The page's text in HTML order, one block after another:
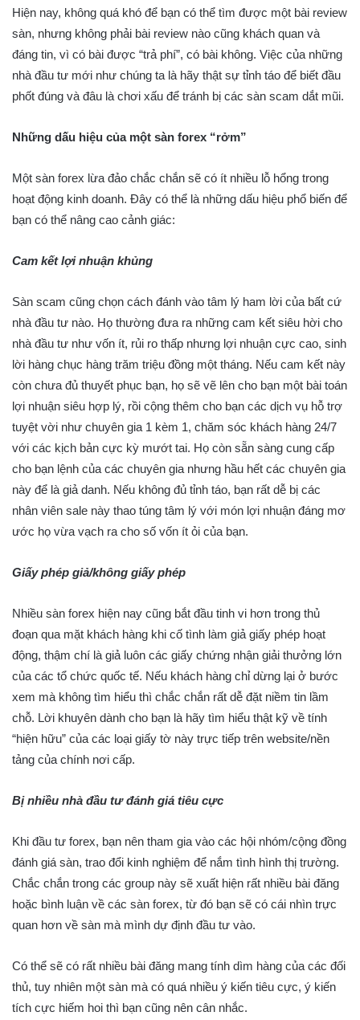
Hiện nay, không quá khó để bạn có thể tìm được một bài review
sàn, nhưng không phải bài review nào cũng khách quan và
đáng tin, vì có bài được “trả phí”, có bài không. Việc của những
nhà đầu tư mới như chúng ta là hãy thật sự tỉnh táo để biết đầu
phốt đúng và đâu là chơi xấu để tránh bị các sàn scam dắt mũi.
Những dấu hiệu của một sàn forex “rởm”
Một sàn forex lừa đảo chắc chắn sẽ có ít nhiều lỗ hổng trong
hoạt động kinh doanh. Đây có thể là những dấu hiệu phổ biến để
bạn có thể nâng cao cảnh giác:
Cam kết lợi nhuận khủng
Sàn scam cũng chọn cách đánh vào tâm lý ham lời của bất cứ
nhà đầu tư nào. Họ thường đưa ra những cam kết siêu hời cho
nhà đầu tư như vốn ít, rủi ro thấp nhưng lợi nhuận cực cao, sinh
lời hàng chục hàng trăm triệu đồng một tháng. Nếu cam kết này
còn chưa đủ thuyết phục bạn, họ sẽ vẽ lên cho bạn một bài toán
lợi nhuận siêu hợp lý, rồi cộng thêm cho bạn các dịch vụ hỗ trợ
tuyệt vời như chuyên gia 1 kèm 1, chăm sóc khách hàng 24/7
với các kịch bản cực kỳ mướt tai. Họ còn sẵn sàng cung cấp
cho bạn lệnh của các chuyên gia nhưng hầu hết các chuyên gia
này để là giả danh. Nếu không đủ tỉnh táo, bạn rất dễ bị các
nhân viên sale này thao túng tâm lý với món lợi nhuận đáng mơ
ước họ vừa vạch ra cho số vốn ít ỏi của bạn.
Giấy phép giả/không giấy phép
Nhiều sàn forex hiện nay cũng bắt đầu tinh vi hơn trong thủ
đoạn qua mặt khách hàng khi cố tình làm giả giấy phép hoạt
động, thậm chí là giả luôn các giấy chứng nhận giải thưởng lớn
của các tổ chức quốc tế. Nếu khách hàng chỉ dừng lại ở bước
xem mà không tìm hiểu thì chắc chắn rất dễ đặt niềm tin lầm
chỗ. Lời khuyên dành cho bạn là hãy tìm hiểu thật kỹ về tính
“hiện hữu” của các loại giấy tờ này trực tiếp trên website/nền
tảng của chính nơi cấp.
Bị nhiều nhà đầu tư đánh giá tiêu cực
Khi đầu tư forex, bạn nên tham gia vào các hội nhóm/cộng đồng
đánh giá sàn, trao đổi kinh nghiệm để nắm tình hình thị trường.
Chắc chắn trong các group này sẽ xuất hiện rất nhiều bài đăng
hoặc bình luận về các sàn forex, từ đó bạn sẽ có cái nhìn trực
quan hơn về sàn mà mình dự định đầu tư vào.
Có thể sẽ có rất nhiều bài đăng mang tính dìm hàng của các đối
thủ, tuy nhiên một sàn mà có quá nhiều ý kiến tiêu cực, ý kiến
tích cực hiếm hoi thì bạn cũng nên cân nhắc.